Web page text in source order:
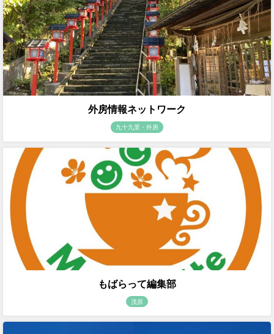
外房情報ネットワーク
九十九里・外房
もばらって編集部
茂原